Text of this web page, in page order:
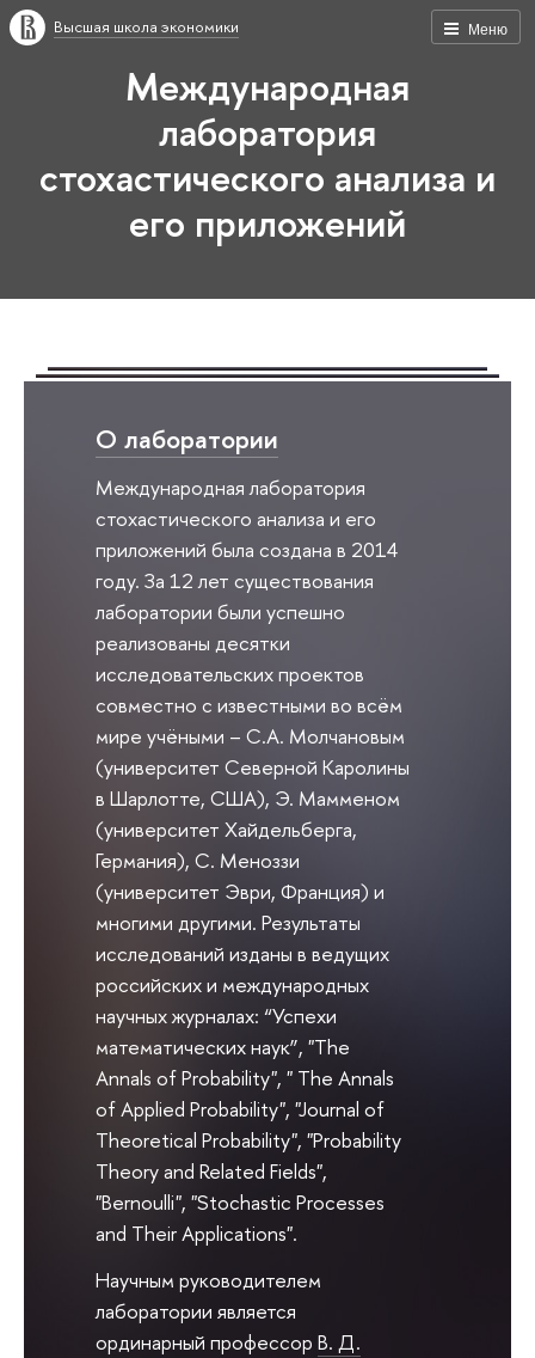
Меню
Высшая школа экономики
Международная
лаборатория
стохастического анализа и
его приложений
О лаборатории
Международная лаборатория
стохастического анализа и его
приложений была создана в 2014
году. За 12 лет существования
лаборатории были успешно
реализованы десятки
исследовательских проектов
совместно с известными во всём
мире учёными – С.А. Молчановым
(университет Северной Каролины
в Шарлотте, США), Э. Мамменом
(университет Хайдельберга,
Германия), С. Меноззи
(университет Эври, Франция) и
многими другими. Результаты
исследований изданы в ведущих
российских и международных
научных журналах: “Успехи
математических наук”, "The
Annals of Probability", " The Annals
of Applied Probability", "Journal of
Theoretical Probability", "Probability
Theory and Related Fields",
"Bernoulli", "Stochastic Processes
and Their Applications".
Научным руководителем
лаборатории является
ординарный профессор В. Д.